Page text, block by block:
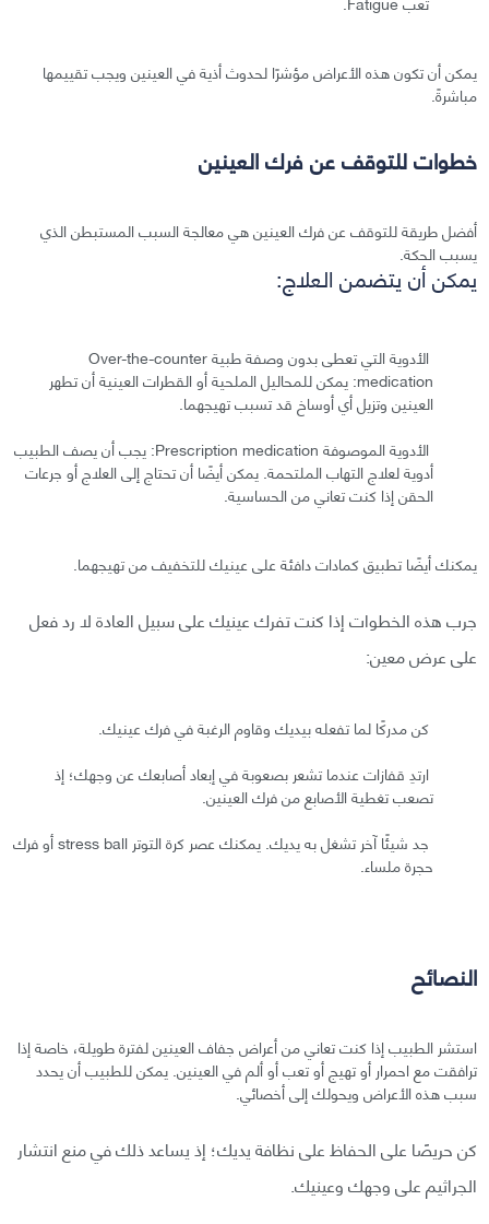
يمكن أن تكون هذه الأعراض مؤشرًا لحدوث أذية في العينين ويجب تقييمها
مباشرةً.
خطوات للتوقف عن فرك العينين
أفضل طريقة للتوقف عن فرك العينين هي معالجة السبب المستبطن الذي
يسبب الحكة.
يمكن أن يتضمن العلاج:
الأدوية التي تعطى بدون وصفة طبية Over-the-counter
medication: يمكن للمحاليل الملحية أو القطرات العينية أن تطهر
العينين وتزيل أي أوساخ قد تسبب تهيجهما.
الأدوية الموصوفة Prescription medication: يجب أن يصف الطبيب
أدوية لعلاج التهاب الملتحمة. يمكن أيضًا أن تحتاج إلى العلاج أو جرعات
الحقن إذا كنت تعاني من الحساسية.
يمكنك أيضًا تطبيق كمادات دافئة على عينيك للتخفيف من تهيجهما.
جرب هذه الخطوات إذا كنت تفرك عينيك على سبيل العادة لا رد فعل
على عرض معين:
كن مدركًا لما تفعله بيديك وقاوم الرغبة في فرك عينيك.
ارتدِ قفازات عندما تشعر بصعوبة في إبعاد أصابعك عن وجهك؛ إذ
تصعب تغطية الأصابع من فرك العينين.
جد شيئًا آخر تشغل به يديك. يمكنك عصر كرة التوتر stress ball أو فرك
حجرة ملساء.
النصائح
استشر الطبيب إذا كنت تعاني من أعراض جفاف العينين لفترة طويلة، خاصة إذا
ترافقت مع احمرار أو تهيج أو تعب أو ألم في العينين. يمكن للطبيب أن يحدد
سبب هذه الأعراض ويحولك إلى أخصائي.
كن حريصًا على الحفاظ على نظافة يديك؛ إذ يساعد ذلك في منع انتشار
الجراثيم على وجهك وعينيك.